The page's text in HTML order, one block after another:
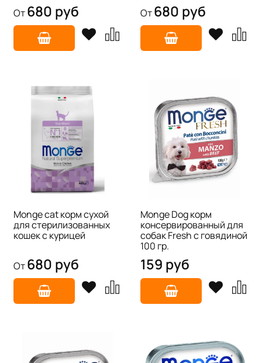
От680 руб
От680 руб
Monge cat корм сухой
для стерилизованных
кошек с курицей
От680 руб
Monge Dog корм
консервированный для
собак Fresh с говядиной
100 гр.
159 руб